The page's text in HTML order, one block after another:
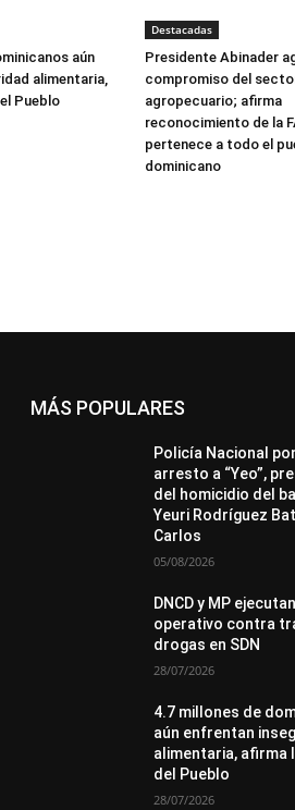
aún
alimentaria,
Pueblo
Destacadas
Presidente Abinader
compromiso del
agropecuario; afirma
reconocimiento de la
pertenece a todo el
dominicano
MÁS POPULARES
All Destacado
Policía Nacional
arresto a “Yeo”,
del homicidio del
Yeuri Rodríguez
Carlos
05/08/2026
DNCD y MP
operativo contra
drogas en SDN
28/07/2026
4.7 millones de
aún enfrentan
alimentaria, afirma
del Pueblo
28/07/2026